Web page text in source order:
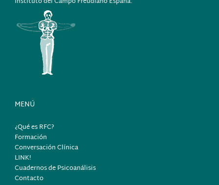
MENÚ
¿Qué es RFC?
Formación
Conversación Clínica
LINK!
Cuadernos de Psicoanálisis
Contacto